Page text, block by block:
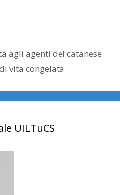
agli agenti del catanese
vita congelata
UILTuCS